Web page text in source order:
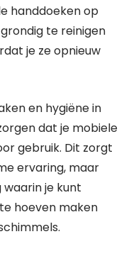
handdoeken op
te reinigen
je ze opnieuw
en hygiëne in
dat je mobiele
gebruik. Dit zorgt
ervaring, maar
je kunt
hoeven maken